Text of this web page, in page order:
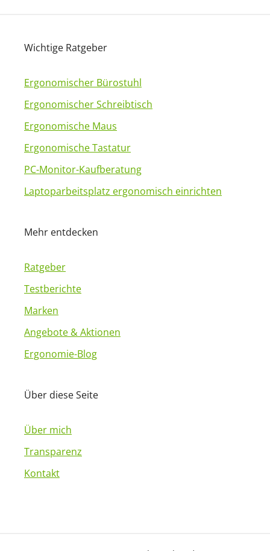
Wichtige Ratgeber
Ergonomischer Bürostuhl
Ergonomischer Schreibtisch
Ergonomische Maus
Ergonomische Tastatur
PC-Monitor-Kaufberatung
Laptoparbeitsplatz ergonomisch einrichten
Mehr entdecken
Ratgeber
Testberichte
Marken
Angebote & Aktionen
Ergonomie-Blog
Über diese Seite
Über mich
Transparenz
Kontakt